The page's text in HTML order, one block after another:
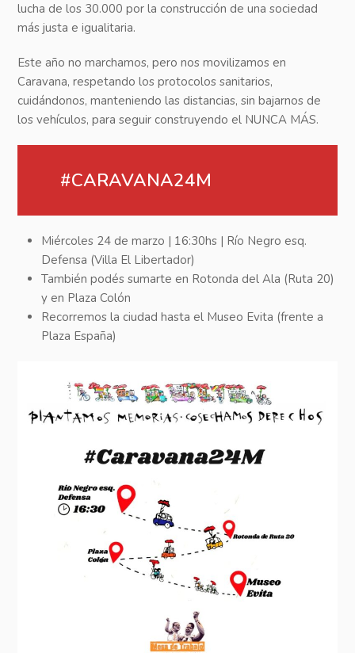
lucha de los 30.000 por la construcción de una sociedad
más justa e igualitaria.
Este año no marchamos, pero nos movilizamos en
Caravana, respetando los protocolos sanitarios,
cuidándonos, manteniendo las distancias, sin bajarnos de
los vehículos, para seguir construyendo el NUNCA MÁS.
#CARAVANA24M
Miércoles 24 de marzo | 16:30hs | Río Negro esq.
Defensa (Villa El Libertador)
También podés sumarte en Rotonda del Ala (Ruta 20)
y en Plaza Colón
Recorremos la ciudad hasta el Museo Evita (frente a
Plaza España)